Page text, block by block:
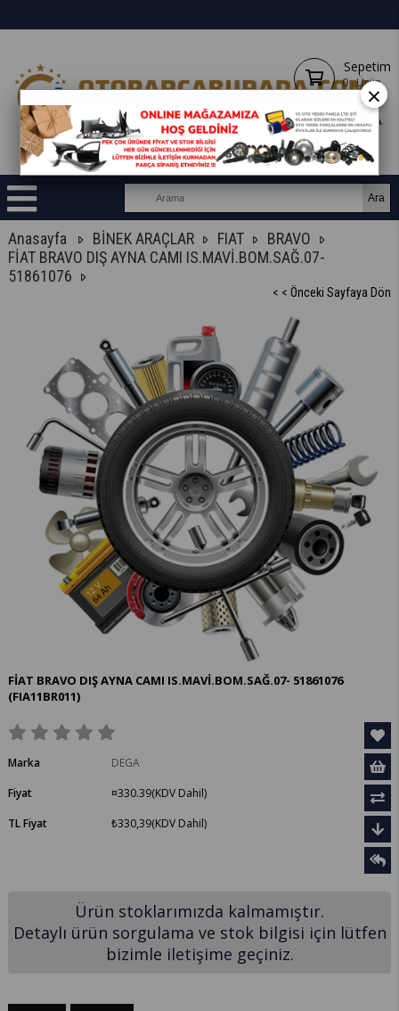
Sepetim
0 Ürün
Anasayfa BİNEK ARAÇLAR FIAT
BRAVO
FİAT BRAVO DIŞ AYNA CAMI IS.MAVİ.BOM.SAĞ.07-
51861076
< < Önceki Sayfaya Dön
FİAT BRAVO DIŞ AYNA CAMI IS.MAVİ.BOM.SAĞ.07- 51861076
(FIA11BR011)
Marka
DEGA
Fiyat
¤330.39(KDV Dahil)
TL Fiyat
₺330,39(KDV Dahil)
Ürün stoklarımızda kalmamıştır.
Detaylı ürün sorgulama ve stok bilgisi için lütfen
bizimle iletişime geçiniz.
×